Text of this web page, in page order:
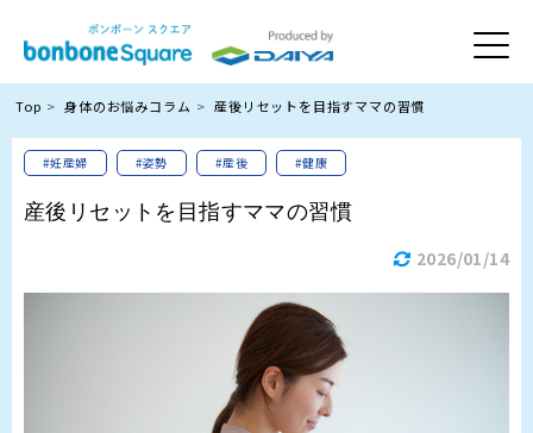
Top 身体のお悩みコラム 産後リセットを目指すママの習慣
#妊産婦 #姿勢 #産後 #健康
産後リセットを目指すママの習慣
2026/01/14